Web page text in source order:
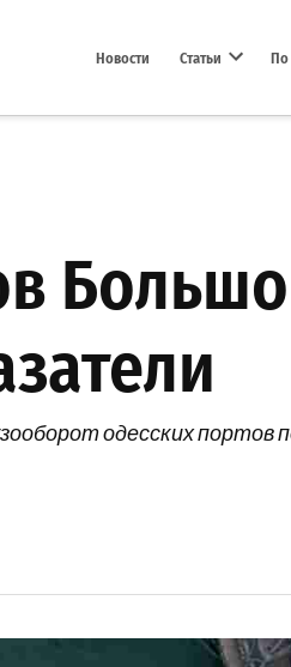
Новости Статьи По
одесских